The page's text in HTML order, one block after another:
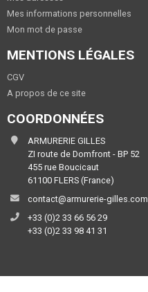
Mes informations personnelles
Mon mot de passe
MENTIONS LÉGALES
CGV
A propos de ce site
COORDONNÉES
ARMURERIE GILLES
ZI route de Domfront - BP 52
455 rue Boucicaut
61100 FLERS (France)
contact@armurerie-gilles.com
+33 (0)2 33 66 56 29
+33 (0)2 33 98 41 31